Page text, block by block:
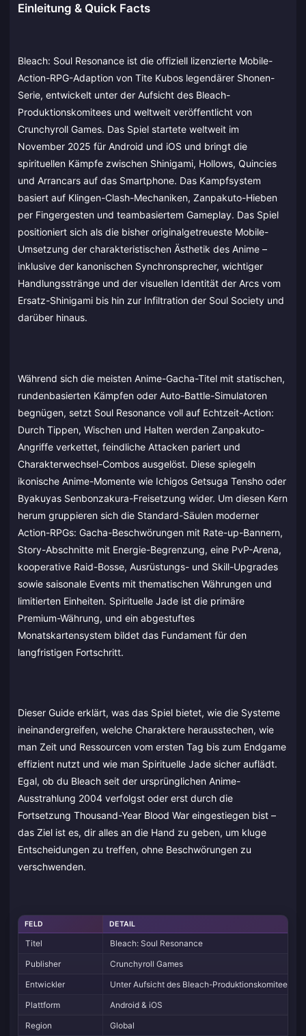
Einleitung & Quick Facts
Bleach: Soul Resonance ist die offiziell lizenzierte Mobile-
Action-RPG-Adaption von Tite Kubos legendärer Shonen-
Serie, entwickelt unter der Aufsicht des Bleach-
Produktionskomitees und weltweit veröffentlicht von
Crunchyroll Games. Das Spiel startete weltweit im
November 2025 für Android und iOS und bringt die
spirituellen Kämpfe zwischen Shinigami, Hollows, Quincies
und Arrancars auf das Smartphone. Das Kampfsystem
basiert auf Klingen-Clash-Mechaniken, Zanpakuto-Hieben
per Fingergesten und teambasiertem Gameplay. Das Spiel
positioniert sich als die bisher originalgetreueste Mobile-
Umsetzung der charakteristischen Ästhetik des Anime –
inklusive der kanonischen Synchronsprecher, wichtiger
Handlungsstränge und der visuellen Identität der Arcs vom
Ersatz-Shinigami bis hin zur Infiltration der Soul Society und
darüber hinaus.
Während sich die meisten Anime-Gacha-Titel mit statischen,
rundenbasierten Kämpfen oder Auto-Battle-Simulatoren
begnügen, setzt Soul Resonance voll auf Echtzeit-Action:
Durch Tippen, Wischen und Halten werden Zanpakuto-
Angriffe verkettet, feindliche Attacken pariert und
Charakterwechsel-Combos ausgelöst. Diese spiegeln
ikonische Anime-Momente wie Ichigos Getsuga Tensho oder
Byakuyas Senbonzakura-Freisetzung wider. Um diesen Kern
herum gruppieren sich die Standard-Säulen moderner
Action-RPGs: Gacha-Beschwörungen mit Rate-up-Bannern,
Story-Abschnitte mit Energie-Begrenzung, eine PvP-Arena,
kooperative Raid-Bosse, Ausrüstungs- und Skill-Upgrades
sowie saisonale Events mit thematischen Währungen und
limitierten Einheiten. Spirituelle Jade ist die primäre
Premium-Währung, und ein abgestuftes
Monatskartensystem bildet das Fundament für den
langfristigen Fortschritt.
Dieser Guide erklärt, was das Spiel bietet, wie die Systeme
ineinandergreifen, welche Charaktere herausstechen, wie
man Zeit und Ressourcen vom ersten Tag bis zum Endgame
effizient nutzt und wie man Spirituelle Jade sicher auflädt.
Egal, ob du Bleach seit der ursprünglichen Anime-
Ausstrahlung 2004 verfolgst oder erst durch die
Fortsetzung Thousand-Year Blood War eingestiegen bist –
das Ziel ist es, dir alles an die Hand zu geben, um kluge
Entscheidungen zu treffen, ohne Beschwörungen zu
verschwenden.
FELD DETAIL
Titel
Bleach: Soul Resonance
Publisher
Crunchyroll Games
Entwickler
Unter Aufsicht des Bleach-Produktionskomitees
Plattform
Android & iOS
Region
Global